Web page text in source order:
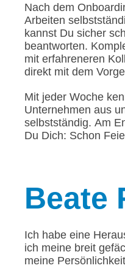
Nach dem
Arbeiten
kannst Du sicher
beantworten.
mit erfahreneren
direkt mit dem
Mit jeder Woche
Unternehmen aus
selbstständig. Am
Du Dich: Schon
Beate
Ich habe eine
ich meine breit
meine